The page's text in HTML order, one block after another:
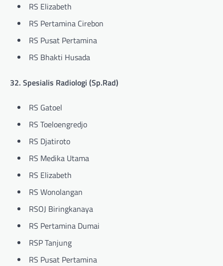
RS Elizabeth
RS Pertamina Cirebon
RS Pusat Pertamina
RS Bhakti Husada
32. Spesialis Radiologi (Sp.Rad)
RS Gatoel
RS Toeloengredjo
RS Djatiroto
RS Medika Utama
RS Elizabeth
RS Wonolangan
RSOJ Biringkanaya
RS Pertamina Dumai
RSP Tanjung
RS Pusat Pertamina